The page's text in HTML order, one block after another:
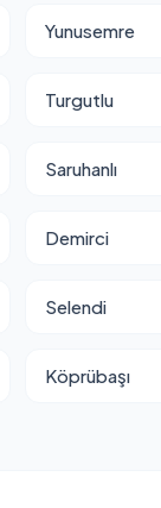
Yunusemre
Turgutlu
Saruhanlı
Demirci
Selendi
Köprübaşı